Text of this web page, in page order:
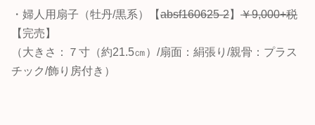
・婦人用扇子（牡丹/黒系）【absf160625-2】 ￥9,000+税
【完売】
（大きさ：７寸（約21.5㎝）/扇面：絹張り/親骨：プラス
チック/飾り房付き）